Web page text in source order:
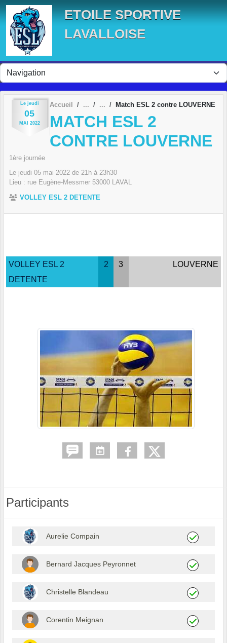
ETOILE SPORTIVE
LAVALLOISE
Le jeudi
05
MAI 2022
Accueil Match ESL 2 contre LOUVERNE
MATCH ESL 2
CONTRE LOUVERNE
1ère journée
Le jeudi 05 mai 2022 de 21h à 23h30
Lieu : rue Eugène-Messmer 53000 LAVAL
VOLLEY ESL 2 DETENTE
VOLLEY ESL 2
DETENTE
2 3 LOUVERNE
Participants
Aurelie Compain
Bernard Jacques Peyronnet
Christelle Blandeau
Corentin Meignan
Panneau de gestion des cookies